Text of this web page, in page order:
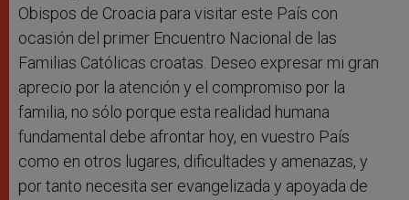
Obispos de Croacia para visitar este País con
ocasión del primer Encuentro Nacional de las
Familias Católicas croatas. Deseo expresar mi gran
aprecio por la atención y el compromiso por la
familia, no sólo porque esta realidad humana
fundamental debe afrontar hoy, en vuestro País
como en otros lugares, dificultades y amenazas, y
por tanto necesita ser evangelizada y apoyada de